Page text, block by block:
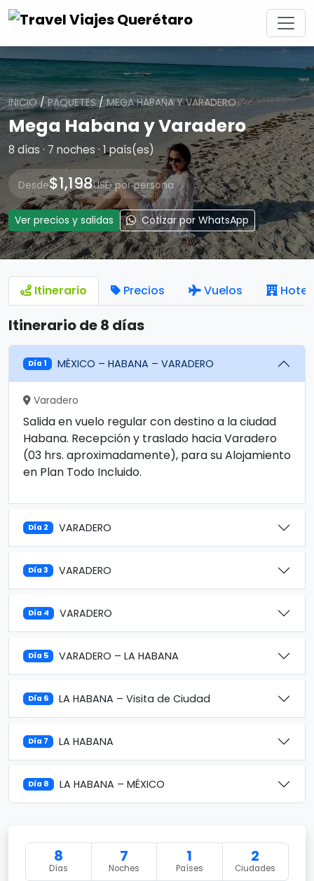
INICIO/PAQUETES/MEGA HABANA Y VARADERO
Mega Habana y Varadero
8 días · 7 noches · 1 país(es)
Desde$1,198USD por persona
Ver precios y salidas Cotizar por WhatsApp
Itinerario Precios Vuelos
Itinerario de 8 días
Día 1 MÉXICO – HABANA – VARADERO
Varadero
Salida en vuelo regular con destino a la ciudad
Habana. Recepción y traslado hacia Varadero
(03 hrs. aproximadamente), para su Alojamiento
en Plan Todo Incluido.
Día 2 VARADERO
Día 3 VARADERO
Día 4 VARADERO
Día 5 VARADERO – LA HABANA
Día 6 LA HABANA – Visita de Ciudad
Día 7 LA HABANA
Día 8 LA HABANA – MÉXICO
8
Días
7
Noches
1
Países
2
Ciudades